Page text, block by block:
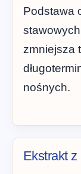
Podstawa
zmniejsza
nośnych.
Ekstrakt